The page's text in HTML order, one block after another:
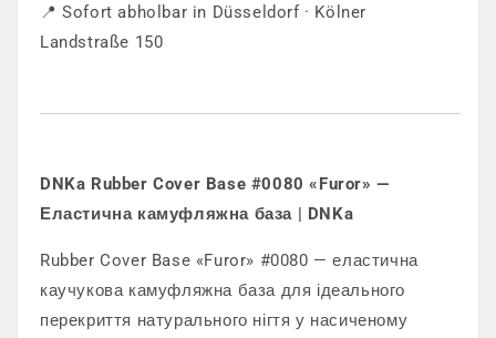
📍 Sofort abholbar in Düsseldorf · Kölner
Landstraße 150
DNKa Rubber Cover Base #0080 «Furor» —
Еластична камуфляжна база | DNKa
Rubber Cover Base «Furor» #0080 — еластична
каучукова камуфляжна база для ідеального
перекриття натурального нігтя у насиченому